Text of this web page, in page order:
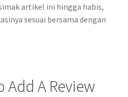
artikel ini hingga habis,
sesuai bersama dengan
Add A Review